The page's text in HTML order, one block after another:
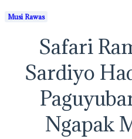
Musi Rawas
Safari
Sardiyo
Ngapak